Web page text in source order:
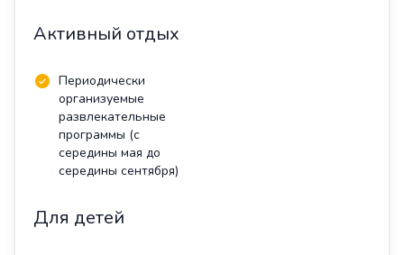
Активный отдых
Периодически
организуемые
развлекательные
программы (с
середины мая до
середины сентября)
Для детей